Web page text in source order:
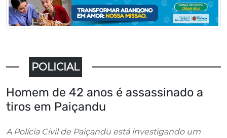
POLICIAL
Homem de 42 anos é assassinado a
tiros em Paiçandu
A Polícia Civil de Paiçandu está investigando um